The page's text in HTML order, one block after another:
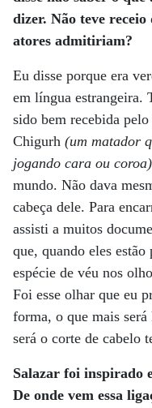
dizer. Não teve
atores admitiriam?
Eu disse porque era
em língua estrangeira.
sido bem recebida
Chigurh (um matador
jogando cara ou coroa)
mundo. Não dava
cabeça dele. Para
assisti a muitos
que, quando eles estão
espécie de véu nos
Foi esse olhar que eu
forma, o que mais será
será o corte de cabelo
Salazar foi inspirado
De onde vem essa